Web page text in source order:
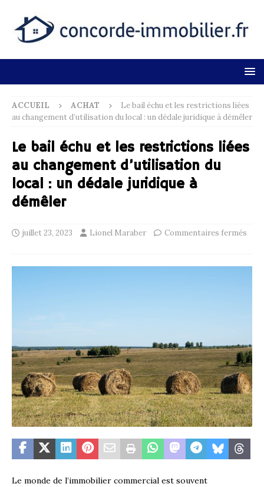
ACCUEIL ACHAT
Le bail échu et les restrictions liées
au changement d’utilisation du local : un dédale juridique à démêler
Le bail échu et les restrictions liées
au changement d’utilisation du
local : un dédale juridique à
démêler
juillet 23, 2023 Lionel Maraber Commentaires fermés
Le monde de l’immobilier commercial est souvent